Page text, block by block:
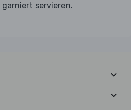
garniert servieren.